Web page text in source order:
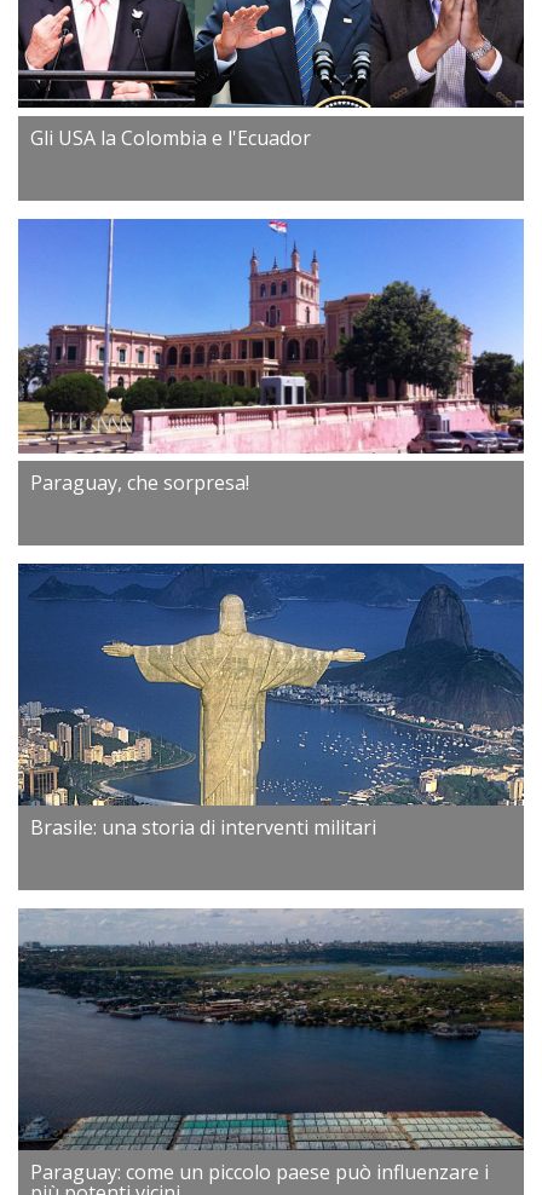
Gli USA la Colombia e l'Ecuador
Paraguay, che sorpresa!
Brasile: una storia di interventi militari
Paraguay: come un piccolo paese può influenzare i